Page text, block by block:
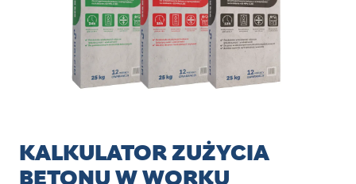
KALKULATOR ZUŻYCIA
BETONU W WORKU